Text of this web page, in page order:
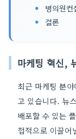
병의원컨
결론
마케팅 혁신,
최근 마케팅 분
고 있습니다. 뉴
배포할 수 있는
접적으로 이끌어